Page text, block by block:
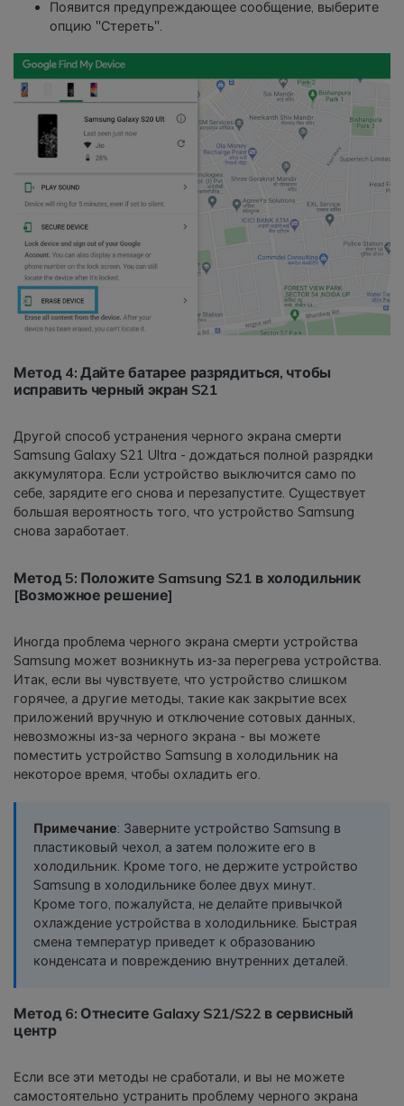
Появится предупреждающее сообщение, выберите
опцию "Стереть".
Метод 4: Дайте батарее разрядиться, чтобы
исправить черный экран S21
Другой способ устранения черного экрана смерти
Samsung Galaxy S21 Ultra - дождаться полной разрядки
аккумулятора. Если устройство выключится само по
себе, зарядите его снова и перезапустите. Существует
большая вероятность того, что устройство Samsung
снова заработает.
Метод 5: Положите Samsung S21 в холодильник
[Возможное решение]
Иногда проблема черного экрана смерти устройства
Samsung может возникнуть из-за перегрева устройства.
Итак, если вы чувствуете, что устройство слишком
горячее, а другие методы, такие как закрытие всех
приложений вручную и отключение сотовых данных,
невозможны из-за черного экрана - вы можете
поместить устройство Samsung в холодильник на
некоторое время, чтобы охладить его.
Примечание: Заверните устройство Samsung в
пластиковый чехол, а затем положите его в
холодильник. Кроме того, не держите устройство
Samsung в холодильнике более двух минут.
Кроме того, пожалуйста, не делайте привычкой
охлаждение устройства в холодильнике. Быстрая
смена температур приведет к образованию
конденсата и повреждению внутренних деталей.
Метод 6: Отнесите Galaxy S21/S22 в сервисный
центр
Если все эти методы не сработали, и вы не можете
самостоятельно устранить проблему черного экрана